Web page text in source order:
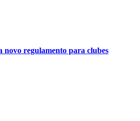
novo regulamento para clubes